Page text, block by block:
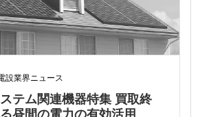
設業界ニュース
テム関連機器特集 買取終
昼間の電力の有効活用